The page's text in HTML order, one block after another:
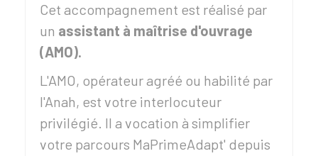
Cet accompagnement est réalisé par
un assistant à maîtrise d'ouvrage
(AMO).
L'AMO, opérateur agréé ou habilité par
l'Anah, est votre interlocuteur
privilégié. Il a vocation à simplifier
votre parcours MaPrimeAdapt' depuis